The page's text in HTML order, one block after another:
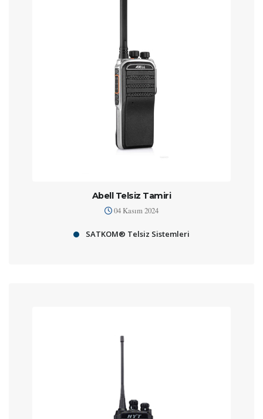
Abell Telsiz Tamiri
04 Kasım 2024
SATKOM® Telsiz Sistemleri